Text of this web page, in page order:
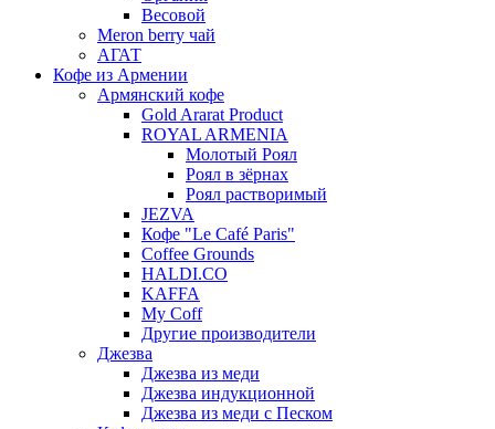
Весовой
Meron berry чай
АГАТ
Кофе из Армении
Армянский кофе
Gold Ararat Product
ROYAL ARMENIA
Молотый Роял
Роял в зёрнах
Роял растворимый
JEZVA
Кофе "Le Café Paris"
Coffee Grounds
HALDI.CO
KAFFA
My Coff
Другие производители
Джезва
Джезва из меди
Джезва индукционной
Джезва из меди с Песком